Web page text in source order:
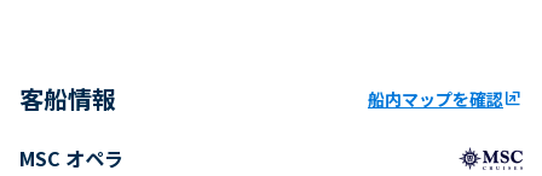
客船情報 船内マップを確認ungroup
MSC オペラ